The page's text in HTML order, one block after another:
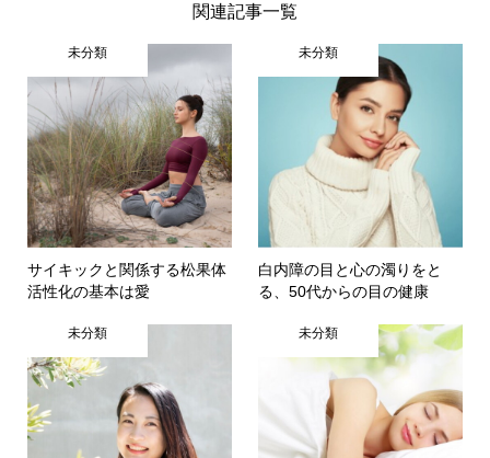
関連記事一覧
未分類
サイキックと関係する松果体
活性化の基本は愛
未分類
白内障の目と心の濁りをと
る、50代からの目の健康
未分類 未分類